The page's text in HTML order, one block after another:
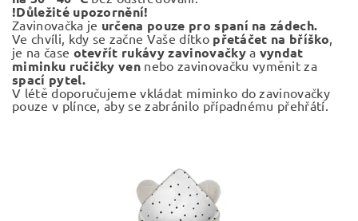
!Důležité upozornění!
Zavinovačka je určena pouze pro spaní na zádech.
Ve chvíli, kdy se začne Vaše dítko přetáčet na bříško,
je na čase otevřít rukávy zavinovačkya vyndat
miminku ručičky ven nebo zavinovačku vyměnit za
spací pytel.
V létě doporučujeme vkládat miminko do zavinovačky
pouze v plínce, aby se zabránilo případnému přehřátí.